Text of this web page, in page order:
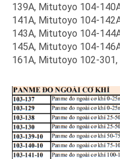
139A, Mitutoyo 104-
141A, Mitutoyo 104-
143A, Mitutoyo 104-
145A, Mitutoyo 104-
161A, Mitutoyo 102-